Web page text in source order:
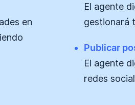
en
El agente
gestionará
Publicar
El agente
redes